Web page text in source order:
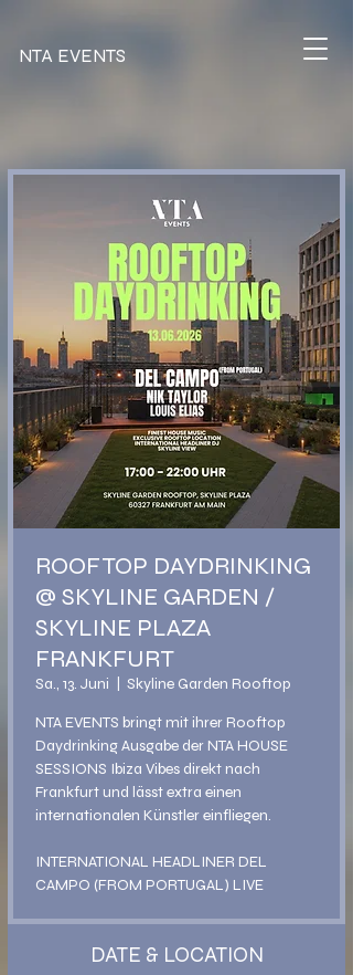
NTA EVENTS
ROOFTOP DAYDRINKING
@ SKYLINE GARDEN /
SKYLINE PLAZA
FRANKFURT
Sa., 13. Juni Skyline Garden Rooftop
NTA EVENTS bringt mit ihrer Rooftop
Daydrinking Ausgabe der NTA HOUSE
SESSIONS Ibiza Vibes direkt nach
Frankfurt und lässt extra einen
internationalen Künstler einfliegen.
INTERNATIONAL HEADLINER DEL
CAMPO (FROM PORTUGAL) LIVE
DATE & LOCATION